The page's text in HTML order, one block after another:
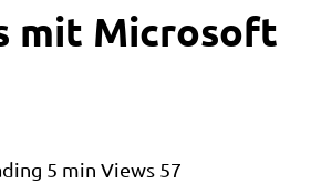
mit Microsoft
5 min Views 57